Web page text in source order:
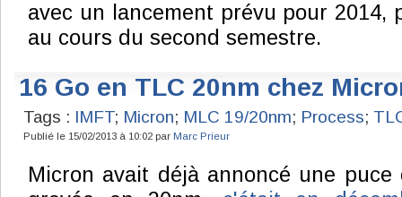
avec un lancement prévu pour 2014,
au cours du second semestre.
16 Go en TLC 20nm chez
Tags : IMFT; Micron; MLC 19/20nm; Process;
Publié le 15/02/2013 à 10:02 par Marc Prieur
Micron avait déjà annoncé une puce